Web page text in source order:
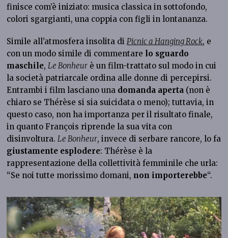
finisce com’è iniziato: musica classica in sottofondo,
colori sgargianti, una coppia con figli in lontananza.
Simile all’atmosfera insolita di Picnic a Hanging Rock, e
con un modo simile di commentare lo sguardo
maschile, Le Bonheur è un film-trattato sul modo in cui
la società patriarcale ordina alle donne di percepirsi.
Entrambi i film lasciano una domanda aperta (non è
chiaro se Thérèse si sia suicidata o meno); tuttavia, in
questo caso, non ha importanza per il risultato finale,
in quanto François riprende la sua vita con
disinvoltura. Le Bonheur, invece di serbare rancore, lo fa
giustamente esplodere: Thérèse è la
rappresentazione della collettività femminile che urla:
“Se noi tutte morissimo domani, non importerebbe“.